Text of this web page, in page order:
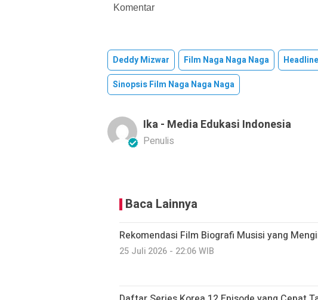
Komentar
Deddy Mizwar Film Naga Naga Naga Headline
Sinopsis Film Naga Naga Naga
Ika - Media Edukasi Indonesia
Penulis
Baca Lainnya
Rekomendasi Film Biografi Musisi yang
25 Juli 2026 - 22:06 WIB